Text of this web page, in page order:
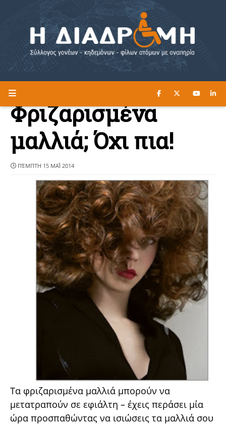
Η ΔΙΑΔΡΟΜΗ ΔΙΑΒΑΣΤΕ ΕΔΩ ►
Φριζαρισμένα
μαλλιά; Όχι πια!
ΠΈΜΠΤΗ 15 ΜΑΪ́ 2014
Τα φριζαρισμένα μαλλιά μπορούν να
μετατραπούν σε εφιάλτη – έχεις περάσει μία
ώρα προσπαθώντας να ισιώσεις τα μαλλιά σου